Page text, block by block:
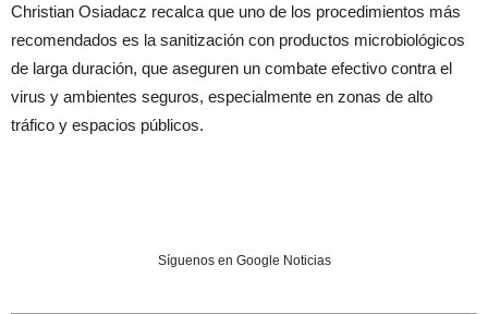
Christian Osiadacz recalca que uno de los procedimientos más
recomendados es la sanitización con productos microbiológicos
de larga duración, que aseguren un combate efectivo contra el
virus y ambientes seguros, especialmente en zonas de alto
tráfico y espacios públicos.
Síguenos en Google Noticias